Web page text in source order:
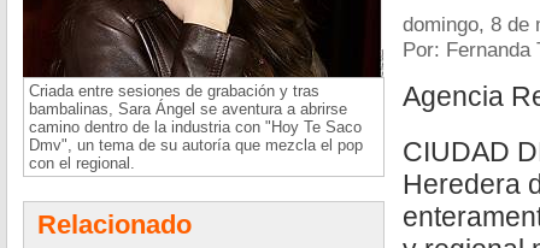
Criada entre sesiones de grabación y tras
bambalinas, Sara Ángel se aventura a abrirse
camino dentro de la industria con "Hoy Te Saco
Dmv", un tema de su autoría que mezcla el pop
con el regional.
Relacionado
domingo, 8 de
Por: Fernanda
Agencia
CIUDAD
Heredera